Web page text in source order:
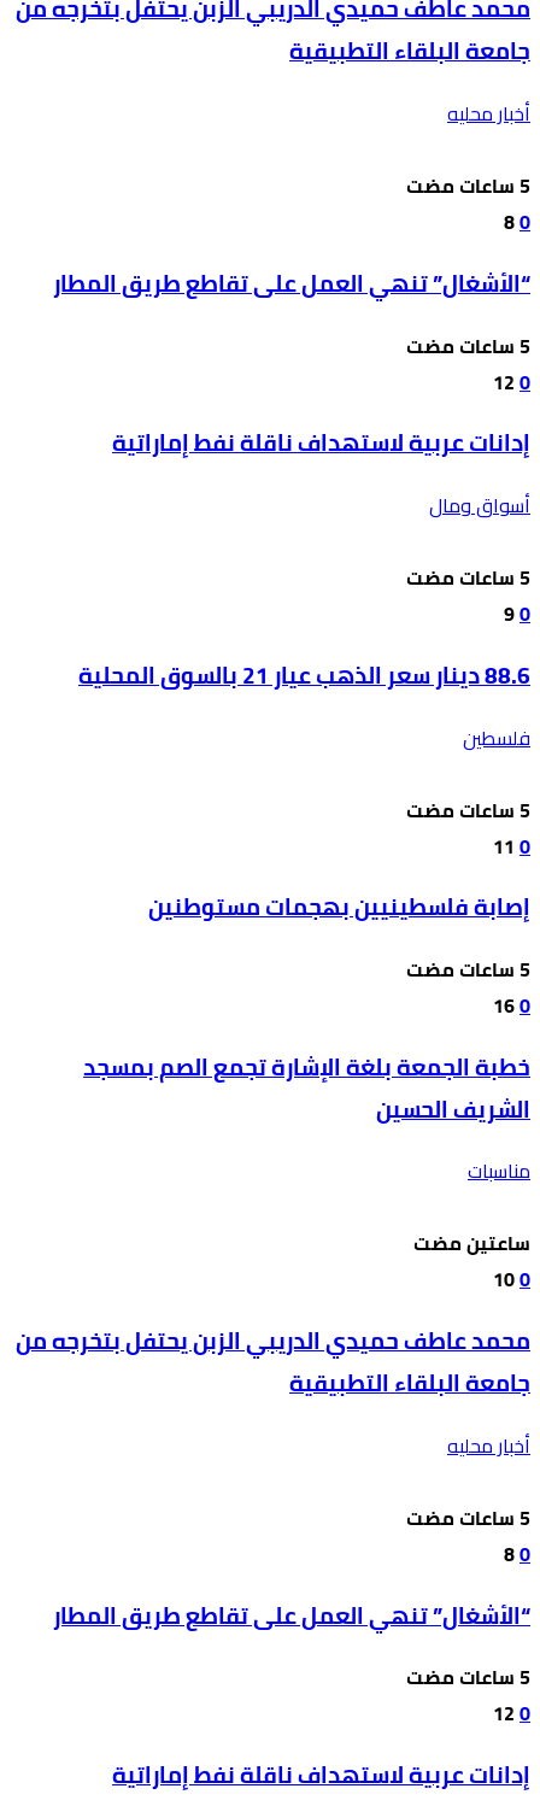
محمد عاطف حميدي الدريبي الزبن يحتفل بتخرجه من
جامعة البلقاء التطبيقية
أخبار محليه
0
8
“الأشغال” تنهي العمل على تقاطع طريق المطار
0
12
إدانات عربية لاستهداف ناقلة نفط إماراتية
أسواق ومال
0
9
88.6 دينار سعر الذهب عيار 21 بالسوق المحلية
فلسطين
0
11
إصابة فلسطينيين بهجمات مستوطنين
0
16
خطبة الجمعة بلغة الإشارة تجمع الصم بمسجد
الشريف الحسين
مناسبات
‫‫‫‏‫ساعتين مضت‬
0
10
محمد عاطف حميدي الدريبي الزبن يحتفل بتخرجه من
جامعة البلقاء التطبيقية
أخبار محليه
0
8
“الأشغال” تنهي العمل على تقاطع طريق المطار
0
12
إدانات عربية لاستهداف ناقلة نفط إماراتية